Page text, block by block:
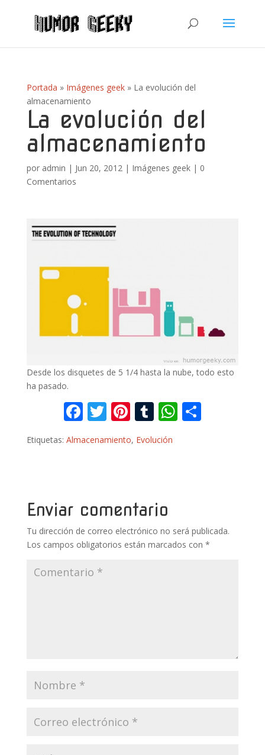
Portada » Imágenes geek» La evolución del
almacenamiento
La evolución del
almacenamiento
por admin | Jun 20, 2012| Imágenes geek| 0
Comentarios
Desde los disquetes de 5 1/4 hasta la nube, todo esto
ha pasado.
F
e
o
k
T
w
itt
Pi
nt
er
T
u
m
W
p r
Etiquetas: Almacenamiento, Evolución
Enviar comentario
Tu dirección de correo electrónico no será publicada.
Los campos obligatorios están marcados con *